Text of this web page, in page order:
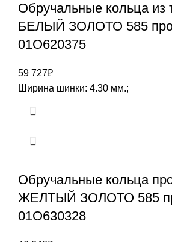
Обручальные кольца из
БЕЛЫЙ ЗОЛОТО 585
01О620375
59 727₽
Ширина шинки: 4.30 мм.;
Обручальные кольца
ЖЕЛТЫЙ ЗОЛОТО 585
01О630328